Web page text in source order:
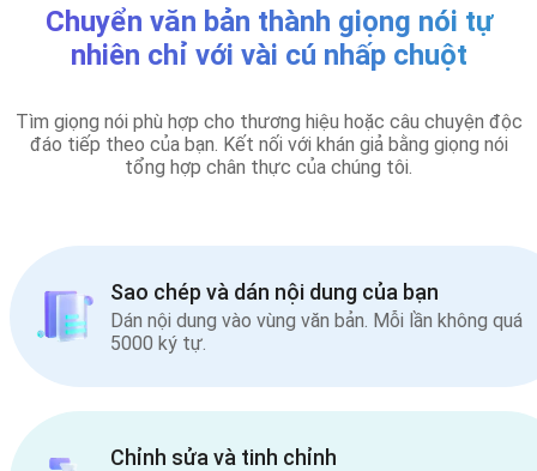
Chuyển văn bản thành giọng nói tự
nhiên chỉ với vài cú nhấp chuột
Tìm giọng nói phù hợp cho thương hiệu hoặc câu chuyện độc
đáo tiếp theo của bạn. Kết nối với khán giả bằng giọng nói
tổng hợp chân thực của chúng tôi.
Sao chép và dán nội dung của bạn
Dán nội dung vào vùng văn bản. Mỗi lần không quá
5000 ký tự.
Chỉnh sửa và tinh chỉnh